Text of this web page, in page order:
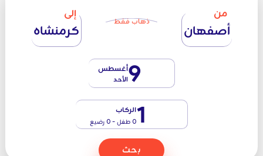
من
أصفهان ذهاب فقط
إلى
كرمنشاه
9أغسطس
الأحد
1الركاب
0 طفل - 0 رضيع
بحث